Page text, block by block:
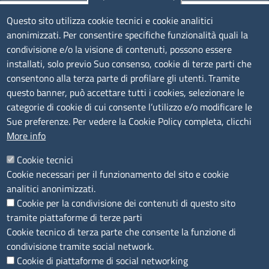
Deposito bilanci
Bollatura e vidimazione libri sociali e registri
Cronotachigrafo digitale e carta tachigrafica
Servizi ambientali
Banca Dati Fgas
Registro telematico gas fluorurati ad
effetto serra
Informazione economica e sviluppo del
territorio
Dataview
ISERNIA -Sede Secondaria
CAP - 86170 - Corso Risorgimento, 302
Codice Fiscale e Partita Iva: 01741020703
Codice fatturazione elettronica: FUDNEO
Orari sportello fisico al pubblico
Menu footer 1
Scopri il Molise
Bandi
Eventi in programma
Menù privacy
Privacy Cookie Accessibilità Contatti Copyright
Questo sito utilizza cookie tecnici e cookie analitici
anonimizzati. Per consentire specifiche funzionalità quali la
condivisione e/o la visione di contenuti, possono essere
installati, solo previo Suo consenso, cookie di terze parti che
consentono alla terza parte di profilare gli utenti. Tramite
questo banner, può accettare tutti i cookies, selezionare le
categorie di cookie di cui consente l’utilizzo e/o modificare le
Sue preferenze. Per vedere la Cookie Policy completa, clicchi
More info
Cookie tecnici
Cookie necessari per il funzionamento del sito e cookie
analitici anonimizzati.
Cookie per la condivisione dei contenuti di questo sito
tramite piattaforme di terze parti
Cookie tecnico di terza parte che consente la funzione di
condivisione tramite social network.
Cookie di piattaforme di social networking